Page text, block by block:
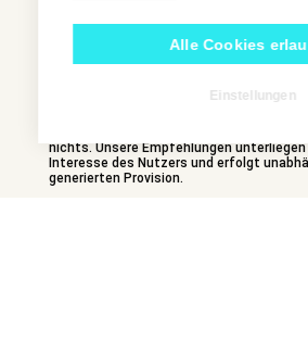
Wir sind ein umfassendes
Nutzern hochwertige Inhalte kostenfrei
Affiliate Links. *Bei Kauf eines Produktes
nichts. Unsere Empfehlungen
Interesse des Nutzers und erfolgt
generierten Provision.
Alle Cookies
Einstellungen